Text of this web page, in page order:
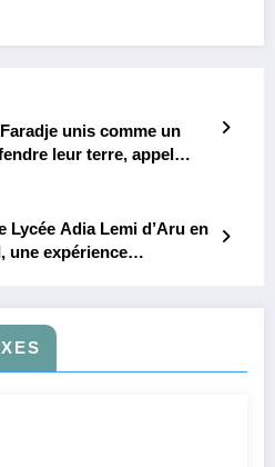
unis comme un
leur terre, appel
Adia Lemi d’Aru en
une expérience